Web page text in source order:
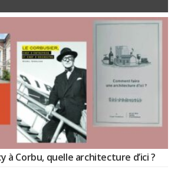
à Corbu, quelle architecture d’ici ?